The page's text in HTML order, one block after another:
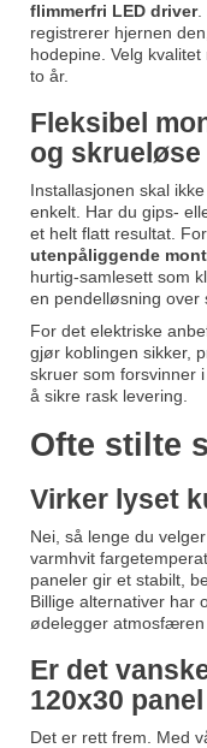
flimmerfri LED driver.
registrerer hjernen
hodepine. Velg
to år.
Fleksibel
og
Installasjonen skal
enkelt. Har du gips-
et helt flatt resultat.
utenpåliggende
hurtig-samlesett som
en pendelløsning over
For det elektriske
gjør koblingen sikker,
skruer som forsvinner
å sikre rask levering.
Ofte stilte
Virker lyset
Nei, så lenge du
varmhvit
paneler gir et stabilt,
Billige alternativer har
ødelegger atmosfæren
Er det
120x30
Det er rett frem. Med